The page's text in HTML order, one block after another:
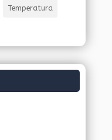
Temperatura